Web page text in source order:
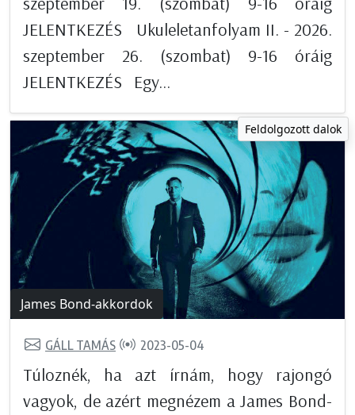
JELENTKEZÉS Ukuleletanfolyam II. - 2026.
szeptember 26. (szombat) 9-16 óráig
JELENTKEZÉS Egy...
Feldolgozott dalok
James Bond-akkordok
GÁLL TAMÁS 2023-05-04
Túloznék, ha azt írnám, hogy rajongó
vagyok, de azért megnézem a James Bond-